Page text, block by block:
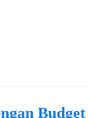
Budget